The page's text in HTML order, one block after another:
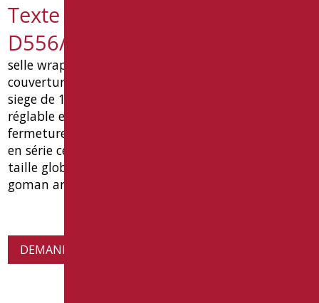
Texte de spécification OP-
D556/01
selle wrap goman brevet avec total trou avant
couverture de céramique, avec ouverture avant
siege de 120 mm, made in duroplast. charnières
réglable en acier inoxydable avec boucle de
fermeture en douceur. seulement pour les navires
en série céramique handicapées ouverte goman.
taille globale: mm 380 (w) x 445 (p) x 40 (h). type:
goman article op-d556 / 01
DEMANDE D'INFORMATIONS SUR LES PRODUITS